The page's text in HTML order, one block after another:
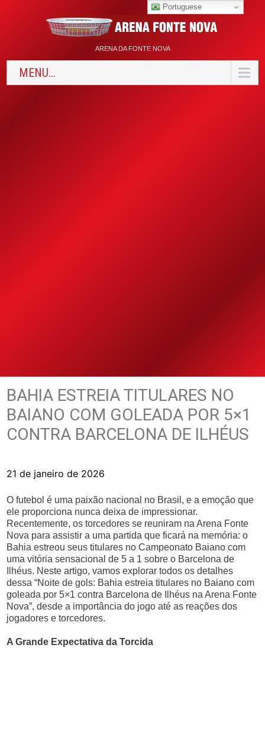
ARENA DA FONTE NOVA
MENU...
BAHIA ESTREIA TITULARES NO
BAIANO COM GOLEADA POR 5×1
CONTRA BARCELONA DE ILHÉUS
21 de janeiro de 2026
O futebol é uma paixão nacional no Brasil, e a emoção que
ele proporciona nunca deixa de impressionar.
Recentemente, os torcedores se reuniram na Arena Fonte
Nova para assistir a uma partida que ficará na memória: o
Bahia estreou seus titulares no Campeonato Baiano com
uma vitória sensacional de 5 a 1 sobre o Barcelona de
Ilhéus. Neste artigo, vamos explorar todos os detalhes
dessa “Noite de gols: Bahia estreia titulares no Baiano com
goleada por 5×1 contra Barcelona de Ilhéus na Arena Fonte
Nova”, desde a importância do jogo até as reações dos
jogadores e torcedores.
A Grande Expectativa da Torcida
Portuguese